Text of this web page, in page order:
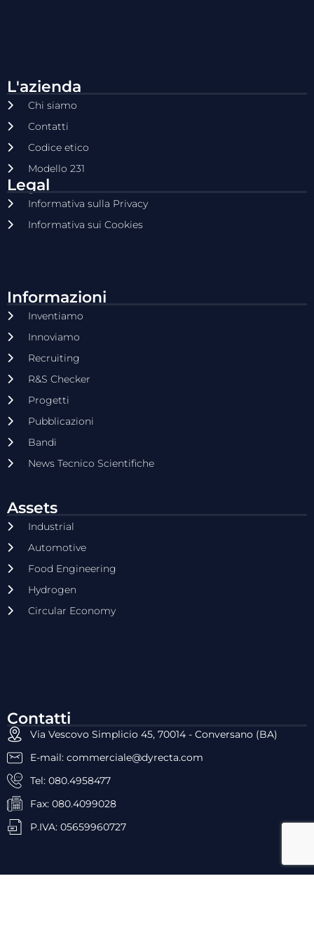
L'azienda
Chi siamo
Contatti
Codice etico
Modello 231
Legal
Informativa sulla Privacy
Informativa sui Cookies
Informazioni
Inventiamo
Innoviamo
Recruiting
R&S Checker
Progetti
Pubblicazioni
Bandi
News Tecnico Scientifiche
Assets
Industrial
Automotive
Food Engineering
Hydrogen
Circular Economy
Contatti
Via Vescovo Simplicio 45, 70014 - Conversano (BA)
E-mail: commerciale@dyrecta.com
Tel: 080.4958477
Fax: 080.4099028
P.IVA: 05659960727